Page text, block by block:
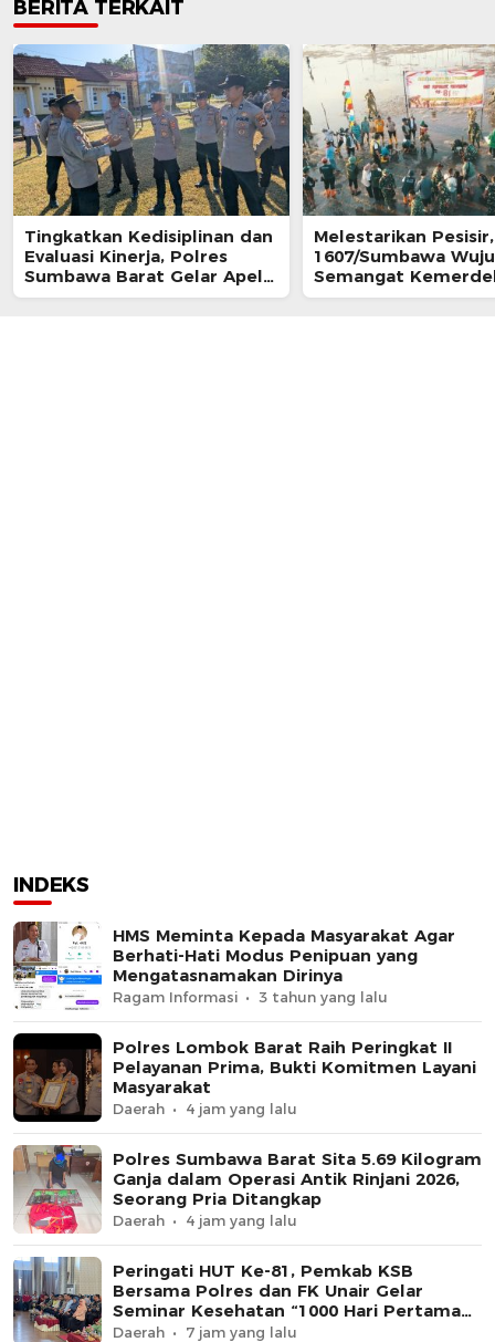
BERITA TERKAIT
Tingkatkan Kedisiplinan dan
Evaluasi Kinerja, Polres
Sumbawa Barat Gelar Apel
Fungsi
‎Melestarikan
1607/Sumbawa
Semangat
Lewat Aksi Nyata
INDEKS
HMS Meminta Kepada Masyarakat Agar
Berhati-Hati Modus Penipuan yang
Mengatasnamakan Dirinya
Ragam Informasi 3 tahun yang lalu
Polres Lombok Barat Raih Peringkat II
Pelayanan Prima, Bukti Komitmen Layani
Masyarakat
Daerah 4 jam yang lalu
Polres Sumbawa Barat Sita 5.69 Kilogram
Ganja dalam Operasi Antik Rinjani 2026,
Seorang Pria Ditangkap
Daerah 4 jam yang lalu
Peringati HUT Ke-81, Pemkab KSB
Bersama Polres dan FK Unair Gelar
Seminar Kesehatan “1000 Hari Pertama
Kehidupan”
Daerah 7 jam yang lalu